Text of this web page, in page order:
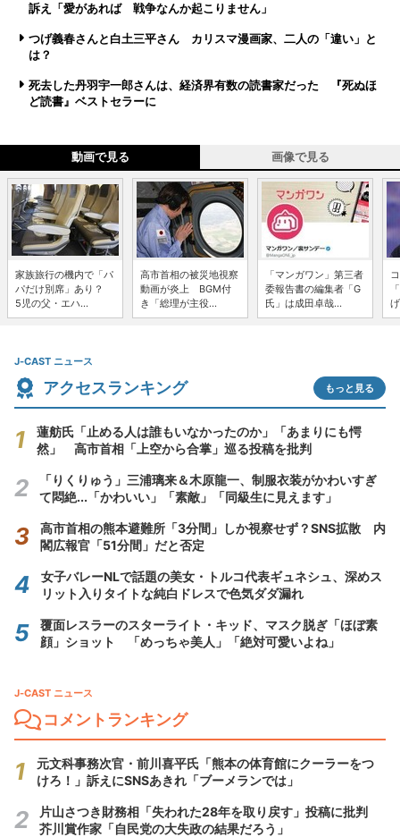
訴え「愛があれば 戦争なんか起こりません」
つげ義春さんと白土三平さん カリスマ漫画家、二人の「違い」と
は？
死去した丹羽宇一郎さんは、経済界有数の読書家だった 『死ぬほ
ど読書』ベストセラーに
動画で見る 画像で見る
家族旅行の機内で「パ
パだけ別席」あり？
5児の父・エハ...
高市首相の被災地視察
動画が炎上 BGM付
き「総理が主役...
「マンガワン」第三者
委報告書の編集者「G
氏」は成田卓哉...
J-CAST ニュース
アクセスランキング もっと見る
蓮舫氏「止める人は誰もいなかったのか」「あまりにも愕
然」 高市首相「上空から合掌」巡る投稿を批判
「りくりゅう」三浦璃来＆木原龍一、制服衣装がかわいすぎ
て悶絶...「かわいい」「素敵」「同級生に見えます」
高市首相の熊本避難所「3分間」しか視察せず？SNS拡散 内
閣広報官「51分間」だと否定
女子バレーNLで話題の美女・トルコ代表ギュネシュ、深めス
リット入りタイトな純白ドレスで色気ダダ漏れ
覆面レスラーのスターライト・キッド、マスク脱ぎ「ほぼ素
顔」ショット 「めっちゃ美人」「絶対可愛いよね」
J-CAST ニュース
コメントランキング
元文科事務次官・前川喜平氏「熊本の体育館にクーラーをつ
けろ！」訴えにSNSあきれ「ブーメランでは」
片山さつき財務相「失われた28年を取り戻す」投稿に批判
芥川賞作家「自民党の大失政の結果だろう」